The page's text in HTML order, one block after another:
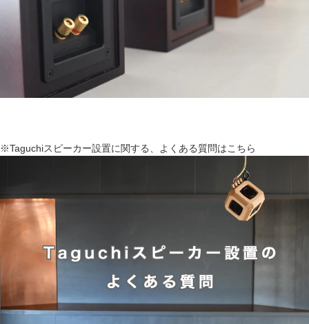
※Taguchiスピーカー設置に関する、よくある質問はこちら